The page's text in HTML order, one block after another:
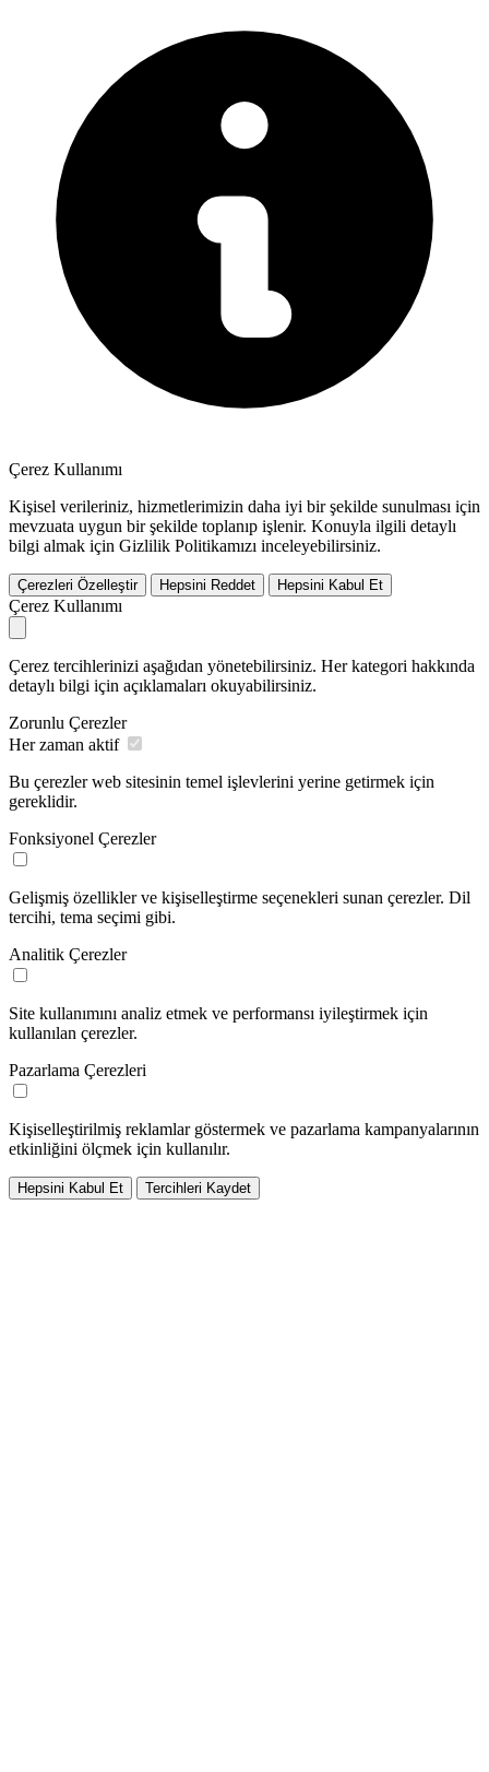
Çerez Kullanımı
Kişisel verileriniz, hizmetlerimizin daha iyi bir şekilde sunulması için
mevzuata uygun bir şekilde toplanıp işlenir. Konuyla ilgili detaylı
bilgi almak için Gizlilik Politikamızı inceleyebilirsiniz.
Çerezleri Özelleştir Hepsini Reddet Hepsini Kabul Et
Çerez Kullanımı
Çerez tercihlerinizi aşağıdan yönetebilirsiniz. Her kategori hakkında
detaylı bilgi için açıklamaları okuyabilirsiniz.
Zorunlu Çerezler
Her zaman aktif
Bu çerezler web sitesinin temel işlevlerini yerine getirmek için
gereklidir.
Fonksiyonel Çerezler
Gelişmiş özellikler ve kişiselleştirme seçenekleri sunan çerezler. Dil
tercihi, tema seçimi gibi.
Analitik Çerezler
Site kullanımını analiz etmek ve performansı iyileştirmek için
kullanılan çerezler.
Pazarlama Çerezleri
Kişiselleştirilmiş reklamlar göstermek ve pazarlama kampanyalarının
etkinliğini ölçmek için kullanılır.
Hepsini Kabul Et Tercihleri Kaydet